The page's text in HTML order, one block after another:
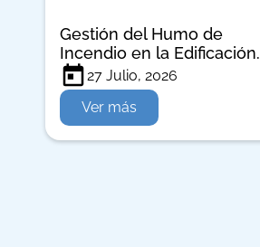
Gestión del Humo de
Incendio en la Edificación.
27 Julio, 2026
Ver más